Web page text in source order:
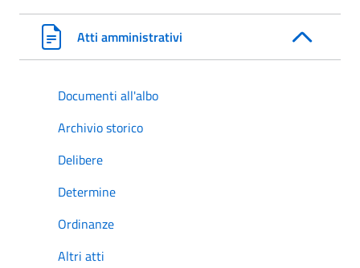
Atti amministrativi
Documenti all'albo
Archivio storico
Delibere
Determine
Ordinanze
Altri atti